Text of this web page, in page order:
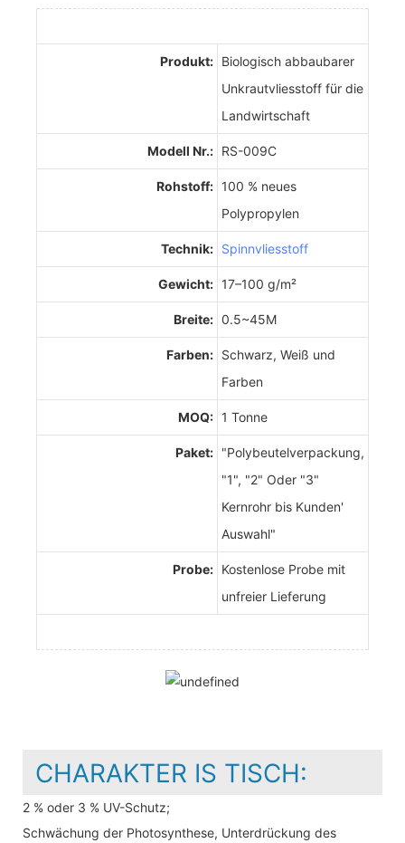
Produkt: Biologisch abbaubarer
Unkrautvliesstoff für die
Landwirtschaft
Modell Nr.: RS-009C
Rohstoff: 100 % neues
Polypropylen
Technik: Spinnvliesstoff
Gewicht: 17–100 g/m²
Breite: 0.5~45M
Farben: Schwarz, Weiß und
Farben
MOQ: 1 Tonne
Paket: "Polybeutelverpackung,
"1", "2" Oder "3"
Kernrohr bis Kunden'
Auswahl"
Probe: Kostenlose Probe mit
unfreier Lieferung
CHARAKTER IS TISCH:
2 % oder 3 % UV-Schutz;
Schwächung der Photosynthese, Unterdrückung des